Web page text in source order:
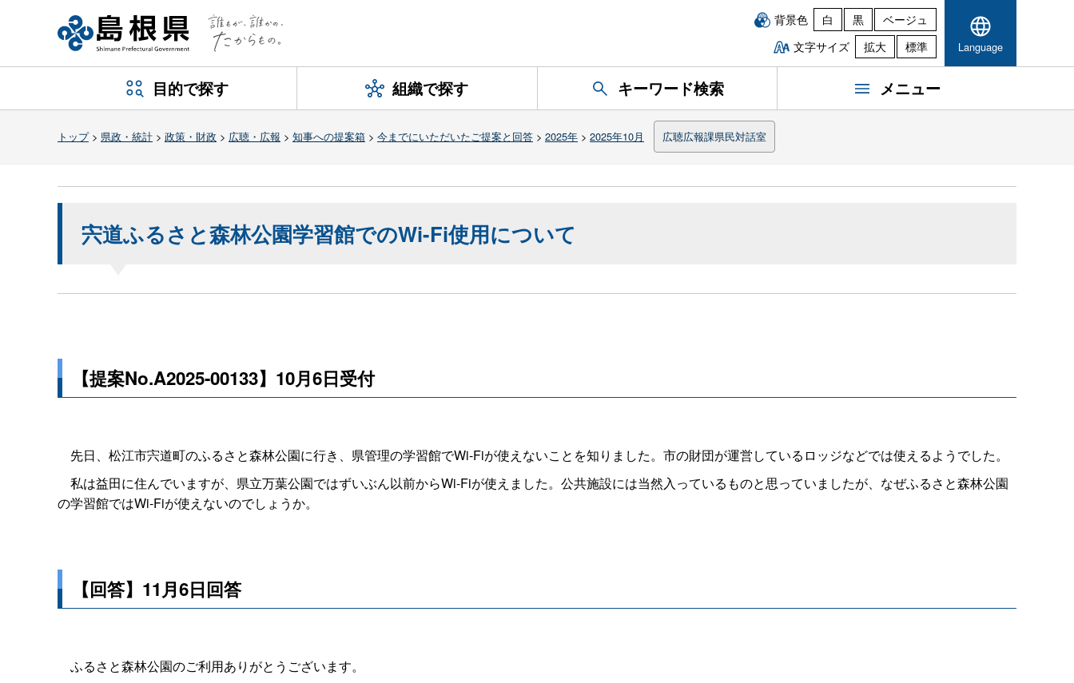
背景色 白 黒
ベージュ
文字サイズ
拡大 標準 Language
目的で探す 組織で探す キーワード検索 メニュー
トップ> 県政・統計 > 政策・財政 > 広聴・広報 > 知事への提案箱 > 今までにいただいたご提案と回答 > 2025年 > 2025年10月 広聴広報課県民対話室
宍道ふるさと森林公園学習館でのWi-Fi使用について
【提案No.A2025-00133】10月6日受付
先日、松江市宍道町のふるさと森林公園に行き、県管理の学習館でWi-Fiが使えないことを知りました。市の財団が運営しているロッジなどでは使えるようでした。
私は益田に住んでいますが、県立万葉公園ではずいぶん以前からWi-Fiが使えました。公共施設には当然入っているものと思っていましたが、なぜふるさと森林公園
の学習館ではWi-Fiが使えないのでしょうか。
【回答】11月6日回答
ふるさと森林公園のご利用ありがとうございます。